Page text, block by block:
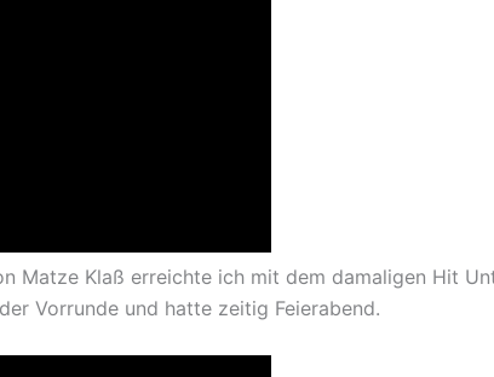
Matze Klaß erreichte ich mit dem damaligen Hit
Vorrunde und hatte zeitig Feierabend.